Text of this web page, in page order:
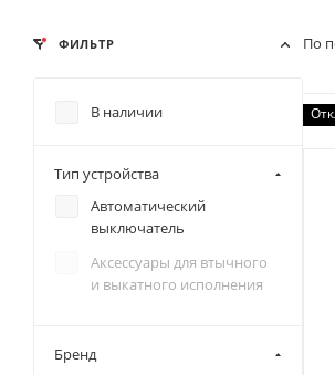
По
ФИЛЬТР
В наличии
Тип устройства
Автоматический
выключатель
Аксессуары для втычного
и выкатного исполнения
Бренд